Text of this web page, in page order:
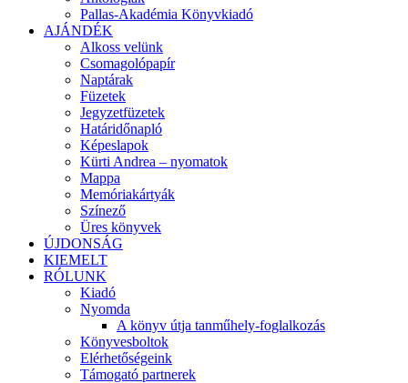
Pallas-Akadémia Könyvkiadó
AJÁNDÉK
Alkoss velünk
Csomagolópapír
Naptárak
Füzetek
Jegyzetfüzetek
Határidőnapló
Képeslapok
Kürti Andrea – nyomatok
Mappa
Memóriakártyák
Színező
Üres könyvek
ÚJDONSÁG
KIEMELT
RÓLUNK
Kiadó
Nyomda
A könyv útja tanműhely-foglalkozás
Könyvesboltok
Elérhetőségeink
Támogató partnerek